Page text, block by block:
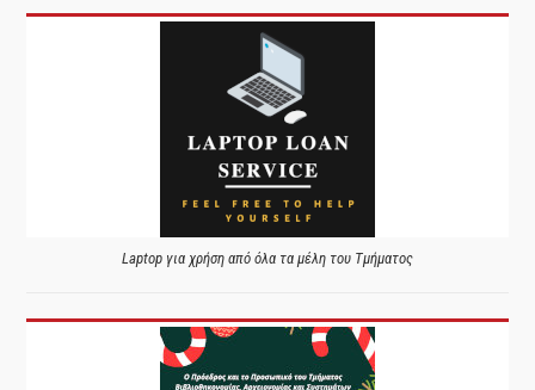
Laptop για χρήση από όλα τα μέλη του Τμήματος